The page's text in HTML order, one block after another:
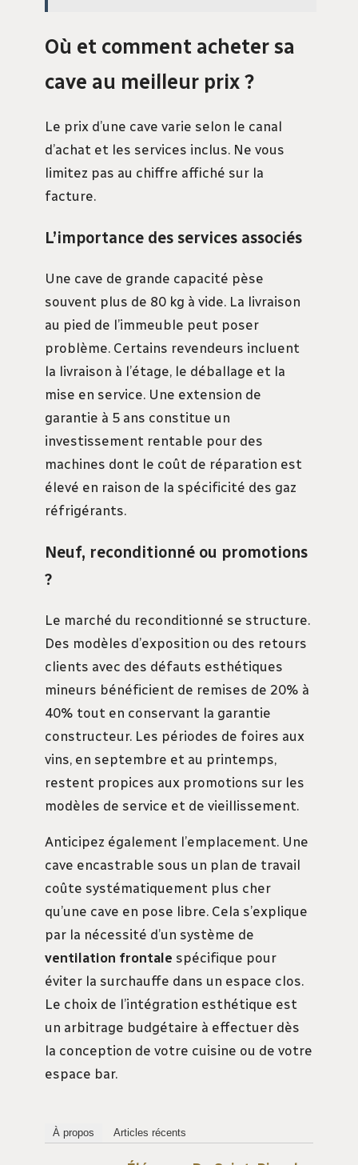
Où et comment acheter sa
cave au meilleur prix ?
Le prix d’une cave varie selon le canal
d’achat et les services inclus. Ne vous
limitez pas au chiffre affiché sur la
facture.
L’importance des services associés
Une cave de grande capacité pèse
souvent plus de 80 kg à vide. La livraison
au pied de l’immeuble peut poser
problème. Certains revendeurs incluent
la livraison à l’étage, le déballage et la
mise en service. Une extension de
garantie à 5 ans constitue un
investissement rentable pour des
machines dont le coût de réparation est
élevé en raison de la spécificité des gaz
réfrigérants.
Neuf, reconditionné ou promotions
?
Le marché du reconditionné se structure.
Des modèles d’exposition ou des retours
clients avec des défauts esthétiques
mineurs bénéficient de remises de 20% à
40% tout en conservant la garantie
constructeur. Les périodes de foires aux
vins, en septembre et au printemps,
restent propices aux promotions sur les
modèles de service et de vieillissement.
Anticipez également l’emplacement. Une
cave encastrable sous un plan de travail
coûte systématiquement plus cher
qu’une cave en pose libre. Cela s’explique
par la nécessité d’un système de
ventilation frontale spécifique pour
éviter la surchauffe dans un espace clos.
Le choix de l’intégration esthétique est
un arbitrage budgétaire à effectuer dès
la conception de votre cuisine ou de votre
espace bar.
À propos Articles récents